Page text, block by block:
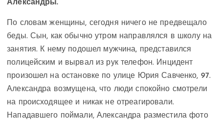
Александры.
По словам женщины, сегодня ничего не предвещало
беды. Сын, как обычно утром направлялся в школу на
занятия. К нему подошел мужчина, представился
полицейским и вырвал из рук телефон. Инцидент
произошел на остановке по улице Юрия Савченко, 97.
Александра возмущена, что люди спокойно смотрели
на происходящее и никак не отреагировали.
Нападавшего поймали, Александра разместила фото